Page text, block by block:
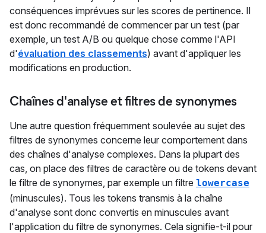
conséquences imprévues sur les scores de pertinence. Il
est donc recommandé de commencer par un test (par
exemple, un test A/B ou quelque chose comme l'API
d'évaluation des classements) avant d'appliquer les
modifications en production.
Chaînes d'analyse et filtres de synonymes
Une autre question fréquemment soulevée au sujet des
filtres de synonymes concerne leur comportement dans
des chaînes d'analyse complexes. Dans la plupart des
cas, on place des filtres de caractère ou de tokens devant
le filtre de synonymes, par exemple un filtre lowercase
(minuscules). Tous les tokens transmis à la chaîne
d'analyse sont donc convertis en minuscules avant
l'application du filtre de synonymes. Cela signifie-t-il pour